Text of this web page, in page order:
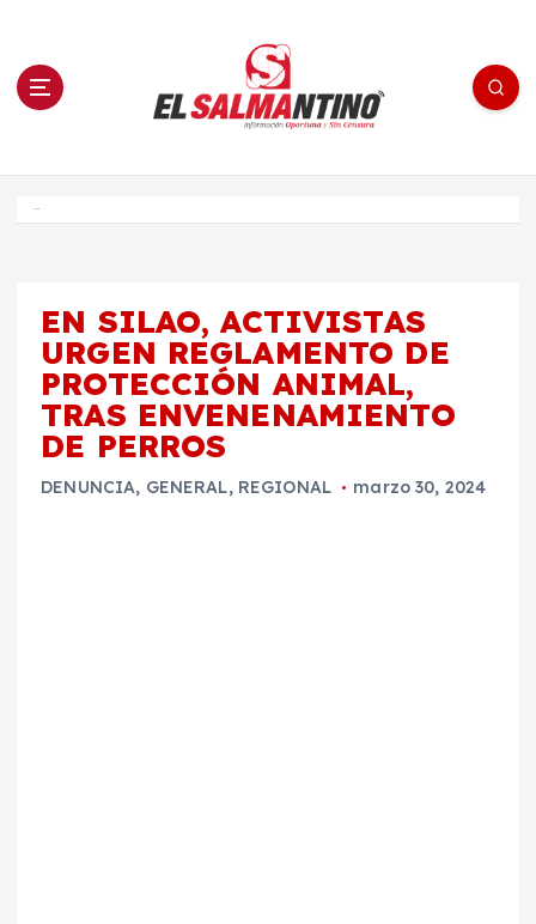
n El Salmantino - medios/noticias/editorial
EN SILAO, ACTIVISTAS
URGEN REGLAMENTO DE
PROTECCIÓN ANIMAL,
TRAS ENVENENAMIENTO
DE PERROS
DENUNCIA, GENERAL, REGIONAL marzo 30, 2024